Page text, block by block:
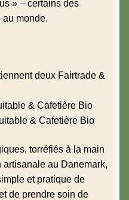
» – certains des
monde.
deux Fairtrade &
& Cafetière Bio
& Cafetière Bio
torréfiés à la main
au Danemark,
et pratique de
de prendre soin de